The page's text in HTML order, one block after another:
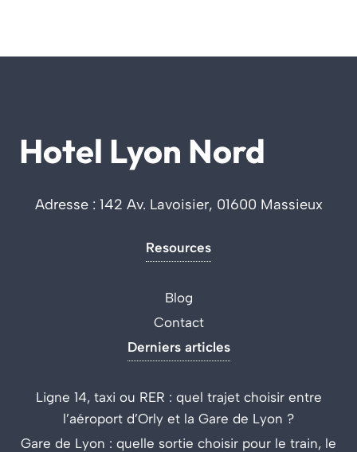
Hotel Lyon Nord
Adresse : 142 Av. Lavoisier, 01600 Massieux
Resources
Blog
Contact
Derniers articles
Ligne 14, taxi ou RER : quel trajet choisir entre
l’aéroport d’Orly et la Gare de Lyon ?
Gare de Lyon : quelle sortie choisir pour le train, le